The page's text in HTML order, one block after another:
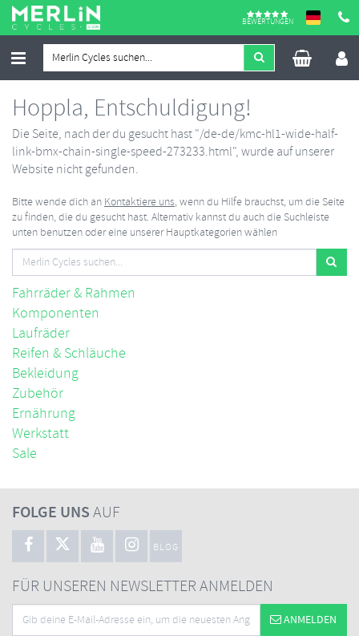
BEWERTUNGEN
Hoppla, Entschuldigung!
Die Seite, nach der du gesucht hast "/de-de/kmc-hl1-wide-half-
link-bmx-chain-single-speed-273233.html", wurde auf unserer
Website nicht gefunden.
Bitte wende dich anKontaktiere uns, wenn du Hilfe brauchst, um die Seite
zu finden, die du gesucht hast. Alternativ kannst du auch die Suchleiste
unten benutzen oder eine unserer Hauptkategorien wählen
Fahrräder & Rahmen
Komponenten
Laufräder
Reifen & Schläuche
Bekleidung
Zubehör
Ernährung
Werkstatt
Sale
FOLGE UNSAUF
BLOG
FÜR UNSEREN NEWSLETTER ANMELDEN
ANMELDEN